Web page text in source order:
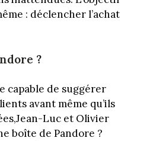
: déclencher l’achat
?
capable de suggérer
avant même qu’ils
Luc et Olivier
boîte de Pandore ?